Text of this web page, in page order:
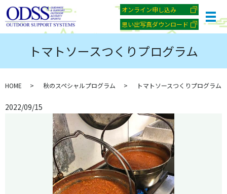
オンライン申し込み
思い出写真ダウンロード
メ
トマトソースつくりプログラム
HOME 秋のスペシャルプログラム トマトソースつくりプログラム
2022/09/15